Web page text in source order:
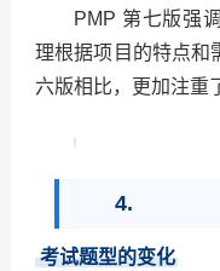
PMP 第七版强
理根据项目的特点和
六版相比，更加注重
4.
考试题型的变化